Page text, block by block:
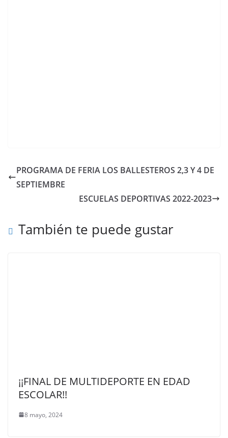
PROGRAMA DE FERIA LOS BALLESTEROS 2,3 Y 4 DE
SEPTIEMBRE
ESCUELAS DEPORTIVAS 2022-2023
También te puede gustar
¡¡FINAL DE MULTIDEPORTE EN EDAD
ESCOLAR!!
8 mayo, 2024